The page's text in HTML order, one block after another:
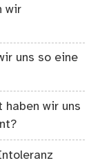
wir
uns so eine
haben wir uns